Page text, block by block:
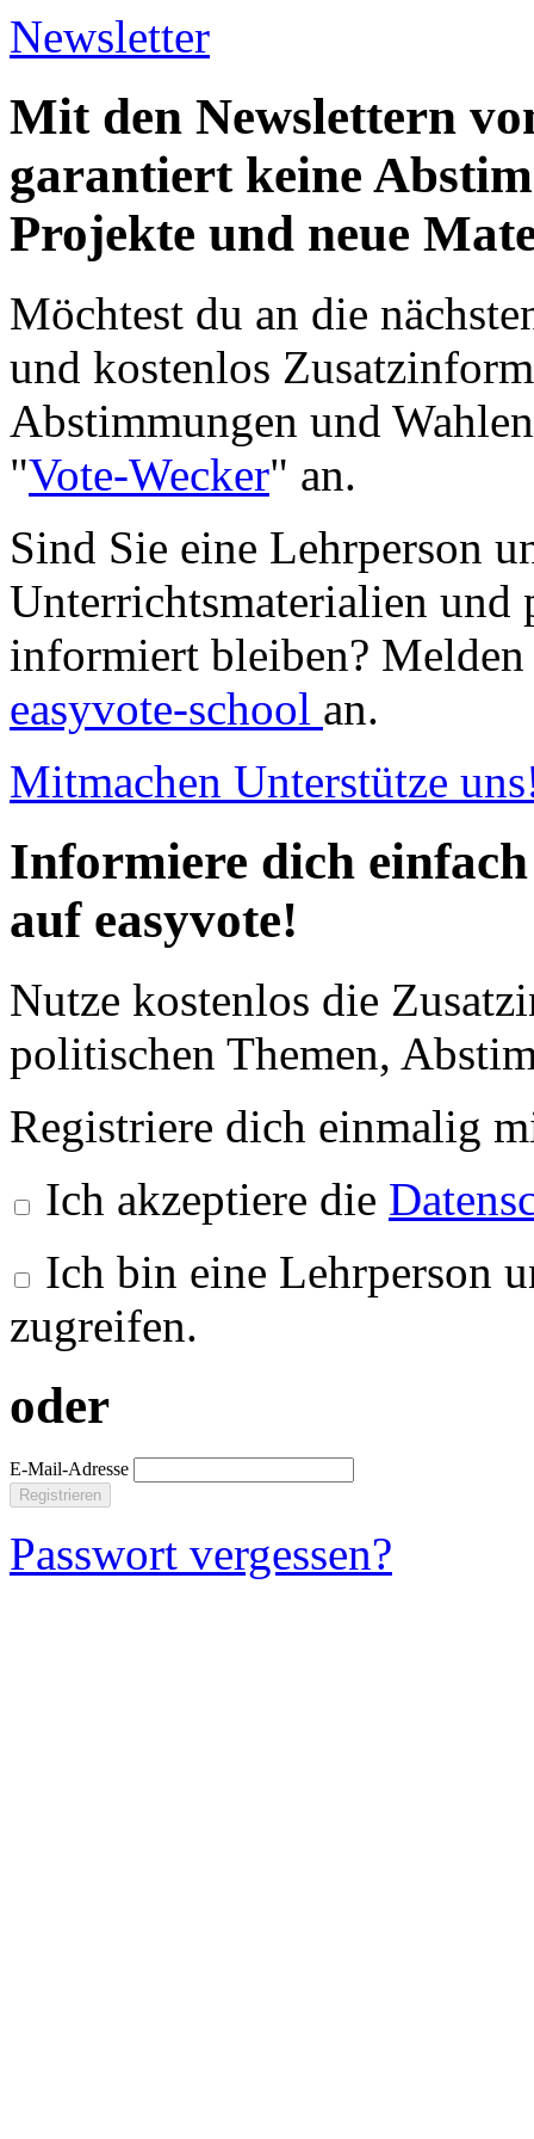
Newsletter
Mit den Newslettern
garantiert keine
Projekte und neue
Möchtest du an die
und kostenlos
Abstimmungen und
"Vote-Wecker" an.
Sind Sie eine Lehrperson
Unterrichtsmaterialien
informiert bleiben?
easyvote-school an.
Mitmachen Unterstütze
Informiere dich
auf easyvote!
Nutze kostenlos die
politischen Themen,
Registriere dich einmalig
Ich akzeptiere die
Ich bin eine Lehrperson
zugreifen.
oder
E-Mail-Adresse
Registrieren
Passwort vergessen?